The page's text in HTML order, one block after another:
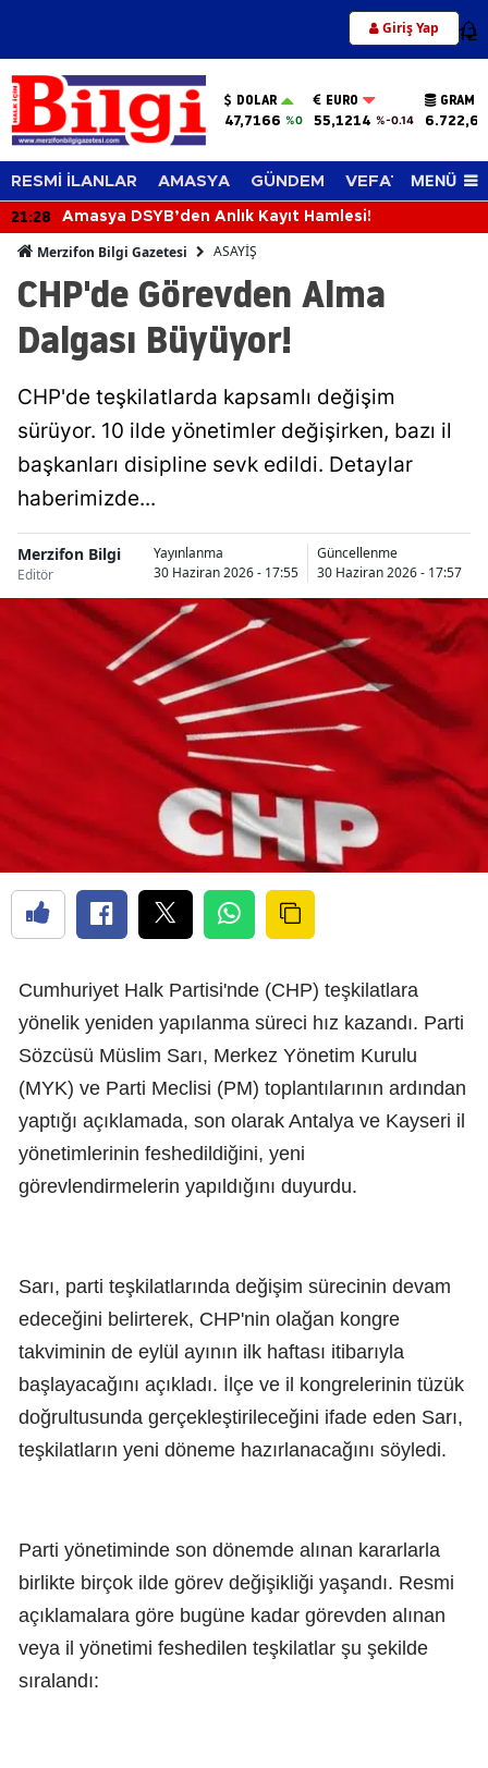
Giriş Yap 12
DOLAR
47,7166 %0
EURO
55,1214 %-0.14
GRAM
6.722,65
RESMİ İLANLAR AMASYA GÜNDEM VEFAT EDENLER
MENÜ
21:28 Amasya DSYB’den Anlık Kayıt Hamlesi!
Merzifon Bilgi Gazetesi ASAYİŞ
CHP'de Görevden Alma
Dalgası Büyüyor!
CHP'de teşkilatlarda kapsamlı değişim
sürüyor. 10 ilde yönetimler değişirken, bazı il
başkanları disipline sevk edildi. Detaylar
haberimizde...
Merzifon Bilgi
Editör
Yayınlanma
30 Haziran 2026 - 17:55
Güncellenme
30 Haziran 2026 - 17:57
Cumhuriyet Halk Partisi'nde (CHP) teşkilatlara
yönelik yeniden yapılanma süreci hız kazandı. Parti
Sözcüsü Müslim Sarı, Merkez Yönetim Kurulu
(MYK) ve Parti Meclisi (PM) toplantılarının ardından
yaptığı açıklamada, son olarak Antalya ve Kayseri il
yönetimlerinin feshedildiğini, yeni
görevlendirmelerin yapıldığını duyurdu.
Sarı, parti teşkilatlarında değişim sürecinin devam
edeceğini belirterek, CHP'nin olağan kongre
takviminin de eylül ayının ilk haftası itibarıyla
başlayacağını açıkladı. İlçe ve il kongrelerinin tüzük
doğrultusunda gerçekleştirileceğini ifade eden Sarı,
teşkilatların yeni döneme hazırlanacağını söyledi.
Parti yönetiminde son dönemde alınan kararlarla
birlikte birçok ilde görev değişikliği yaşandı. Resmi
açıklamalara göre bugüne kadar görevden alınan
veya il yönetimi feshedilen teşkilatlar şu şekilde
sıralandı: